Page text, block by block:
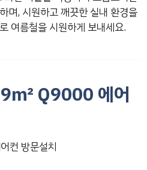
며, 시원하고 깨끗한 실내 환경을
여름철을 시원하게 보내세요.
㎡ Q9000 에어
컨 방문설치